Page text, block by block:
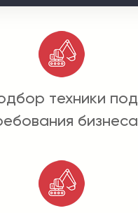
техники под
бизнеса